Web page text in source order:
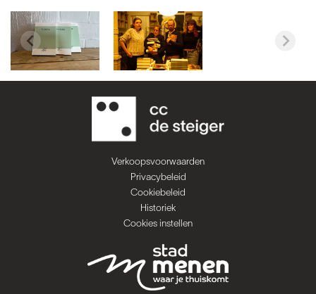
Verkoopsvoorwaarden
Privacybeleid
Cookiebeleid
Historiek
Cookies instellen